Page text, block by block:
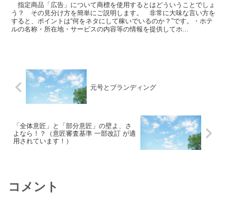
指定商品「広告」について商標を使用するとはどういうことでしょ
う？ その見分け方を簡単にご説明します。 非常に大味な言い方を
すると、ポイントは“何をネタにして稼いでいるのか？”です。・ホテ
ルの名称・所在地・サービスの内容等の情報を提供してホ...
元号とブランディング
「全体意匠」と「部分意匠」の壁よ、さ
よなら！？（意匠審査基準 一部改訂 が適
用されています！）
コメント